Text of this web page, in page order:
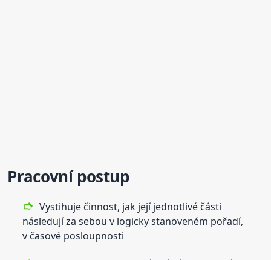
Pracovní postup
Vystihuje činnost, jak její jednotlivé části
následují za sebou v logicky stanoveném pořadí,
v časové posloupnosti